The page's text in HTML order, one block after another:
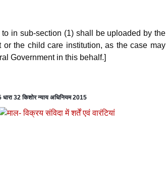
in sub-section (1) shall be uploaded by the
the child care institution, as the case may
Government in this behalf.]
32 किशोर न्याय अधिनियम 2015